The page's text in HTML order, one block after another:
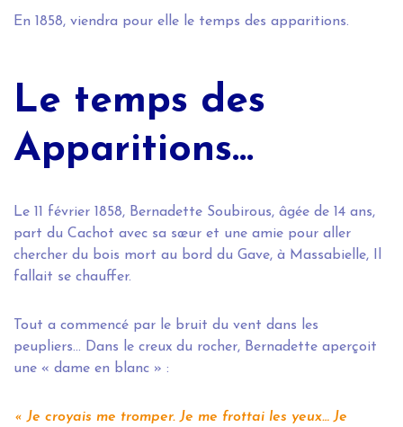
En 1858, viendra pour elle le temps des apparitions.
Le temps des
Apparitions...
Le 11 février 1858, Bernadette Soubirous, âgée de 14 ans,
part du Cachot avec sa sœur et une amie pour aller
chercher du bois mort au bord du Gave, à Massabielle, Il
fallait se chauffer.
Tout a commencé par le bruit du vent dans les
peupliers… Dans le creux du rocher, Bernadette aperçoit
une « dame en blanc » :
« Je croyais me tromper. Je me frottai les yeux… Je